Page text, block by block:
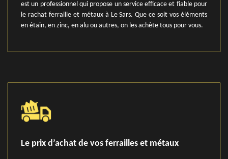
est un professionnel qui propose un service efficace et fiable pour
le rachat ferraille et métaux à Le Sars. Que ce soit vos éléments
en étain, en zinc, en alu ou autres, on les achète tous pour vous.
Le prix d’achat de vos ferrailles et métaux